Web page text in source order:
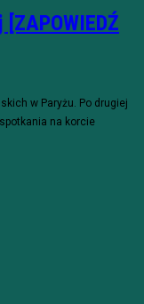
w Paryżu. Po drugiej
na korcie